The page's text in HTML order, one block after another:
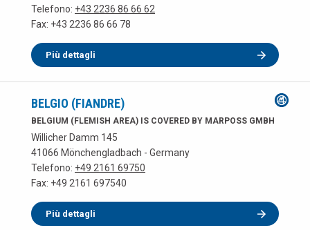
Telefono: +43 2236 86 66 62
Fax: +43 2236 86 66 78
Più dettagli
BELGIO (FIANDRE)
BELGIUM (FLEMISH AREA) IS COVERED BY MARPOSS GMBH
Willicher Damm 145
41066 Mönchengladbach - Germany
Telefono: +49 2161 69750
Fax: +49 2161 697540
Più dettagli